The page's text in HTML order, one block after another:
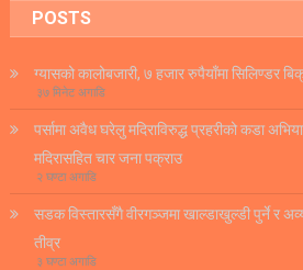
POSTS
ग्यासको कालोबजारी, ७ हजार रुपैयाँमा सिलिण्डर
३७ मिनेट अगाडि
पर्सामा अवैध घरेलु मदिराविरुद्ध प्रहरीको कडा
मदिरासहित चार जना पक्राउ
२ घण्टा अगाडि
सडक विस्तारसँगै वीरगञ्जमा खाल्डाखुल्डी पुर्ने र
तीव्र
३ घण्टा अगाडि